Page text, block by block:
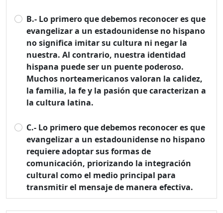
B.- Lo primero que debemos reconocer es que
evangelizar a un estadounidense no hispano
no significa imitar su cultura ni negar la
nuestra. Al contrario, nuestra identidad
hispana puede ser un puente poderoso.
Muchos norteamericanos valoran la calidez,
la familia, la fe y la pasión que caracterizan a
la cultura latina.
C.- Lo primero que debemos reconocer es que
evangelizar a un estadounidense no hispano
requiere adoptar sus formas de
comunicación, priorizando la integración
cultural como el medio principal para
transmitir el mensaje de manera efectiva.